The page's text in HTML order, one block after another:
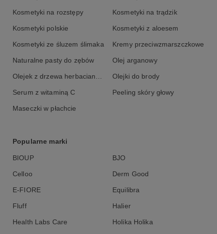
Skład INCI
Aqua, C12-15 Alkyl Benzoate, Ethylhexyl Salicylate, Butyl
Methoxydibenzoylmethane, Ethylhexyl Stearate, Octocrylene,
Glycerin, Dimethicone, Niacinamide, Phenylbenzimidazole
Triazine (Nano), Aminomethyl Propanol, Cetearyl Alcohol, Glyceryl
Crosspolymer, Phenoxyethanol, Tocopheryl Acetate, Silica,
Caprylyl Glycol, Decyl Glucoside, Piroctone Olamine, Butylene
Glycol, Disodium 2 Phosphate, Titanium Dioxide, Xanthan Gum,
Kosmetyki na rozstępy Kosmetyki na trądzik
Kosmetyki polskie Kosmetyki z aloesem
Kosmetyki ze śluzem ślimaka Kremy przeciwzmarszczkowe
Naturalne pasty do zębów Olej arganowy
Olejek z drzewa herbacianego Olejki do brody
Serum z witaminą C Peeling skóry głowy
Maseczki w płachcie
Popularne marki
BIOUP BJO
Celloo Derm Good
E-FIORE Equilibra
Fluff Halier
Health Labs Care Holika Holika